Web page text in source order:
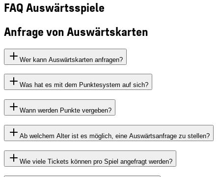
FAQ Auswärtsspiele
Anfrage von Auswärtskarten
Wer kann Auswärtskarten anfragen?
Was hat es mit dem Punktesystem auf sich?
Wann werden Punkte vergeben?
Ab welchem Alter ist es möglich, eine Auswärtsanfrage zu stellen?
Wie viele Tickets können pro Spiel angefragt werden?